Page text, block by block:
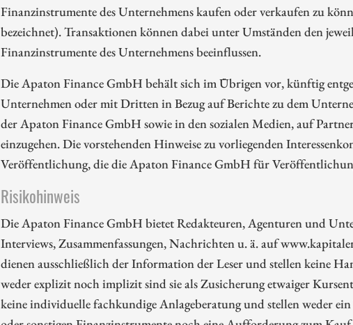
Finanzinstrumente des Unternehmens kaufen oder verkaufen zu
bezeichnet). Transaktionen können dabei unter Umständen den
Finanzinstrumente des Unternehmens beeinflussen.
Die Apaton Finance GmbH behält sich im Übrigen vor, künftig
Unternehmen oder mit Dritten in Bezug auf Berichte zu dem
der Apaton Finance GmbH sowie in den sozialen Medien, auf
einzugehen. Die vorstehenden Hinweise zu vorliegenden
Veröffentlichung, die die Apaton Finance GmbH für
Risikohinweis
Die Apaton Finance GmbH bietet Redakteuren, Agenturen und
Interviews, Zusammenfassungen, Nachrichten u. ä. auf
dienen ausschließlich der Information der Leser und stellen keine
weder explizit noch implizit sind sie als Zusicherung etwaiger
keine individuelle fachkundige Anlageberatung und stellen weder